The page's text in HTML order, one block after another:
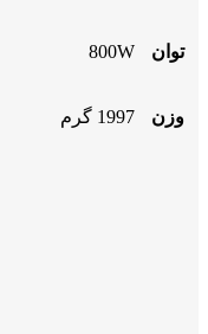
توان 800W
وزن 1997 گرم